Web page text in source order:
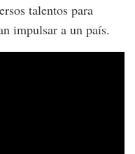
talentos para
impulsar a un país.